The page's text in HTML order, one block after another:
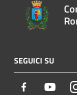
SEGUICI SU
Facebook